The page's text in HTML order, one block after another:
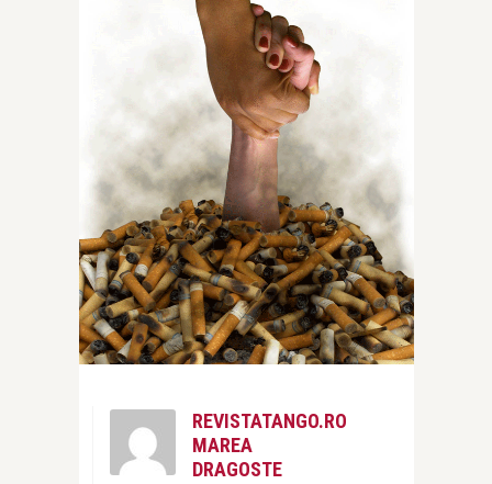
REVISTATANGO.RO
MAREA
DRAGOSTE